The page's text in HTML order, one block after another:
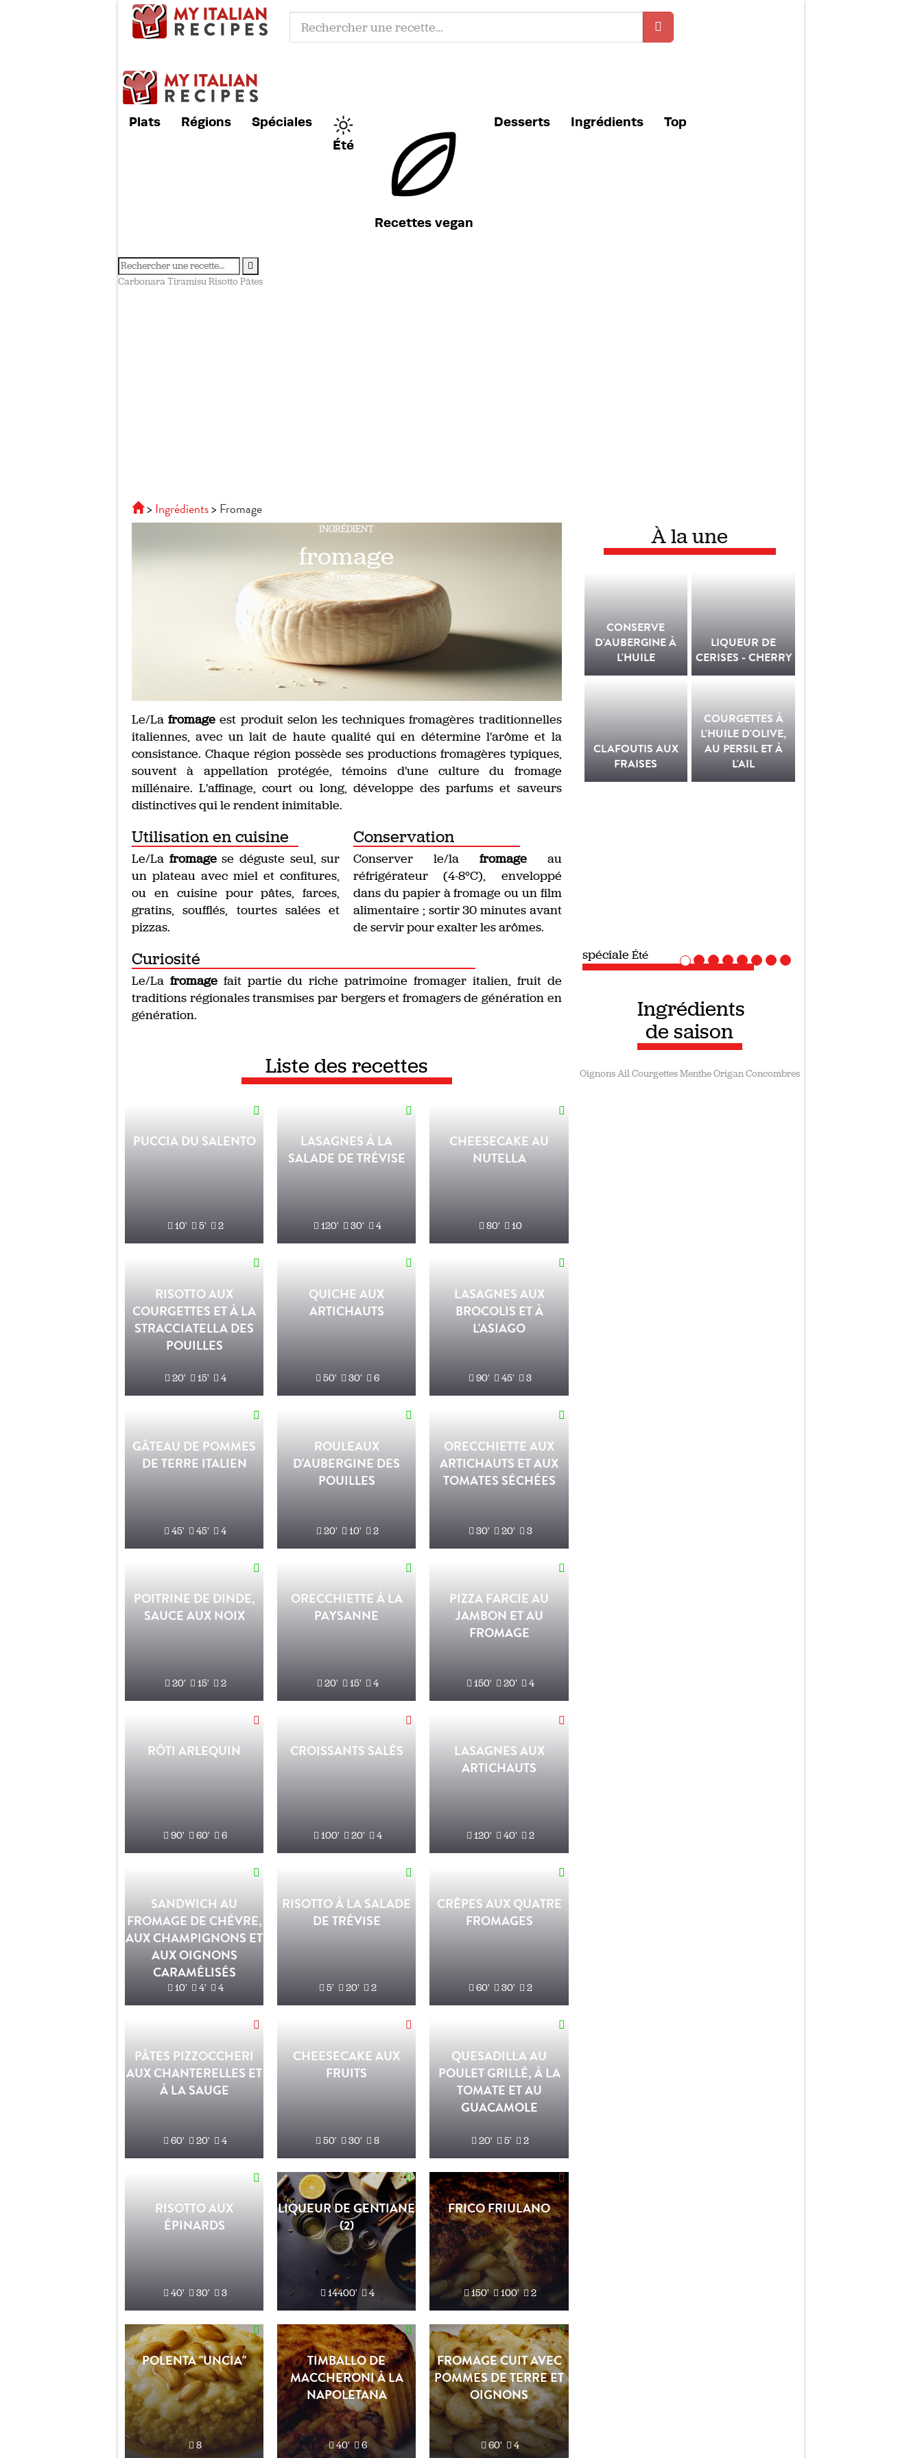
Plats Régions
Spéciales
Été
Recettes vegan
Desserts Ingrédients Top
CarbonaraTiramisuRisottoPâtes
Ingrédients Fromage
INGRÉDIENT
fromage
43 recettes
Le/Lafromage est produit selon les techniques fromagères traditionnelles
italiennes, avec un lait de haute qualité qui en détermine l'arôme et la
consistance. Chaque région possède ses productions fromagères typiques,
souvent à appellation protégée, témoins d'une culture du fromage
millénaire. L'affinage, court ou long, développe des parfums et saveurs
distinctives qui le rendent inimitable.
Utilisation en cuisine
Le/La fromagese déguste seul, sur
un plateau avec miel et confitures,
ou en cuisine pour pâtes, farces,
gratins, soufflés, tourtes salées et
pizzas.
Conservation
Conserver le/la fromageau
réfrigérateur (4-8°C), enveloppé
dans du papier à fromage ou un film
alimentaire ; sortir 30 minutes avant
de servir pour exalter les arômes.
Curiosité
Le/La fromagefait partie du riche patrimoine fromager italien, fruit de
traditions régionales transmises par bergers et fromagers de génération en
génération.
Liste des recettes
PUCCIA DU SALENTO
10' 5' 2
LASAGNES À LA
SALADE DE TRÉVISE
120' 30' 4
CHEESECAKE AU
NUTELLA
80' 10
RISOTTO AUX
COURGETTES ET À LA
STRACCIATELLA DES
POUILLES
20' 15' 4
QUICHE AUX
ARTICHAUTS
50' 30' 6
LASAGNES AUX
BROCOLIS ET À
L'ASIAGO
90' 45' 3
GÂTEAU DE POMMES
DE TERRE ITALIEN
45' 45' 4
ROULEAUX
D'AUBERGINE DES
POUILLES
20' 10' 2
ORECCHIETTE AUX
ARTICHAUTS ET AUX
TOMATES SÉCHÉES
30' 20' 3
POITRINE DE DINDE,
SAUCE AUX NOIX
20' 15' 2
ORECCHIETTE À LA
PAYSANNE
20' 15' 4
PIZZA FARCIE AU
JAMBON ET AU
FROMAGE
150' 20' 4
RÔTI ARLEQUIN
90' 60' 6
CROISSANTS SALÉS
100' 20' 4
LASAGNES AUX
ARTICHAUTS
120' 40' 2
SANDWICH AU
FROMAGE DE CHÈVRE,
AUX CHAMPIGNONS ET
AUX OIGNONS
CARAMÉLISÉS
10' 4' 4
RISOTTO À LA SALADE
DE TRÉVISE
5' 20' 2
CRÊPES AUX QUATRE
FROMAGES
60' 30' 2
PÂTES PIZZOCCHERI
AUX CHANTERELLES ET
À LA SAUGE
60' 20' 4
CHEESECAKE AUX
FRUITS
50' 30' 8
QUESADILLA AU
POULET GRILLÉ, À LA
TOMATE ET AU
GUACAMOLE
20' 5' 2
RISOTTO AUX
ÉPINARDS
40' 30' 3
LIQUEUR DE GENTIANE
(2)
14400' 4
FRICO FRIULANO
150' 100' 2
POLENTA "UNCIA"
8
TIMBALLO DE
MACCHERONI À LA
NAPOLETANA
40' 6
FROMAGE CUIT AVEC
POMMES DE TERRE ET
OIGNONS
60' 4
À la une
CONSERVE
D'AUBERGINE À
L'HUILE
LIQUEUR DE
CERISES - CHERRY
CLAFOUTIS AUX
FRAISES
COURGETTES À
L'HUILE D'OLIVE,
AU PERSIL ET À
L'AIL
spéciale Recettes vegan
Ingrédients
de saison
OignonsAilCourgettesMentheOriganConcombres